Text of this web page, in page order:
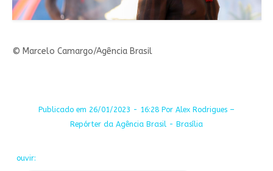
© Marcelo Camargo/Agência Brasil
Publicado em 26/01/2023 - 16:28 Por Alex Rodrigues –
Repórter da Agência Brasil - Brasília
ouvir: